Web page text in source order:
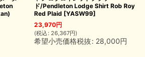
ド/Pendleton Lodge Shirt Rob Roy
Red Plaid [YASW99]
23,970円
(税込 : 26,367円)
希望小売価格税抜: 28,000円